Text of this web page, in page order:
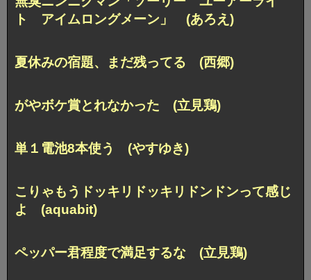
ト アイムロングメーン」 (あろえ)
夏休みの宿題、まだ残ってる (西郷)
がやボケ賞とれなかった (立見鶏)
単１電池8本使う (やすゆき)
こりゃもうドッキリドッキリドンドンって感じ
よ (aquabit)
ペッパー君程度で満足するな (立見鶏)